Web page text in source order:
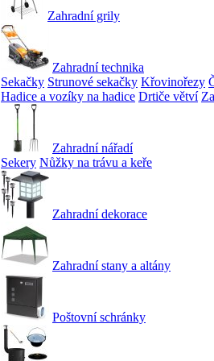
Zahradní grily
Zahradní technika
Sekačky Strunové sekačky Křovinořezy
Hadice a vozíky na hadice Drtiče větví
Zahradní nářadí
Sekery Nůžky na trávu a keře
Zahradní dekorace
Zahradní stany a altány
Poštovní schránky